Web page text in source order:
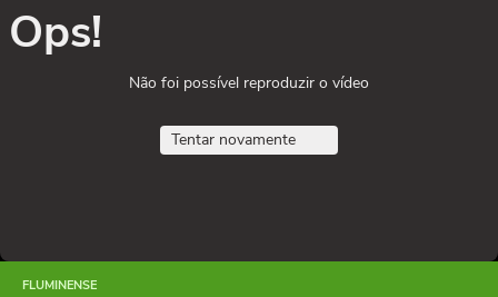
Ops!
Não foi possível reproduzir o vídeo
Tentar novamente
FLUMINENSE